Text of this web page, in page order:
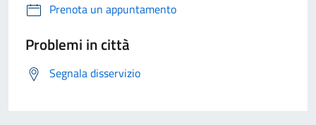
Prenota un appuntamento
Problemi in città
Segnala disservizio